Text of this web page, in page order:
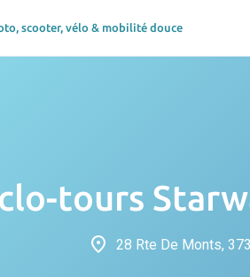
scooter, vélo & mobilité douce
tours
place 28 Rte De Monts,